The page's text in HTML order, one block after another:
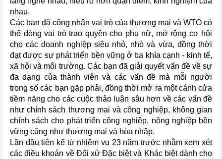
nhau.
Các bạn đã công nhận vai trò của thương mại và WTO có
thể đóng vai trò trao quyền cho phụ nữ, mở rộng cơ hội
cho các doanh nghiệp siêu nhỏ, nhỏ và vừa, đồng thời
đạt được sự phát triển bền vững ở ba khía cạnh - kinh tế,
xã hội và môi trường. Các bạn đã giải quyết vấn đề về sự
đa dạng của thành viên và các vấn đề mà mỗi người
trong số các bạn gặp phải, đồng thời mở ra một cánh cửa
tiềm năng cho các cuộc thảo luận sâu hơn về các vấn đề
như chính sách thương mại và công nghiệp, không gian
chính sách cho phát triển công nghiệp, nông nghiệp bền
vững cũng như thương mại và hòa nhập.
Lần đầu tiên kể từ nhiệm vụ 23 năm trước nhằm xem xét
các điều khoản về Đối xử Đặc biệt và Khác biệt dành cho